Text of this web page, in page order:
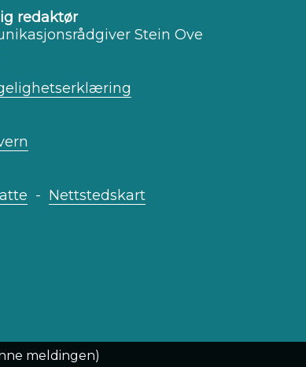
redaktør
Stein Ove
- Nettstedskart
meldingen)